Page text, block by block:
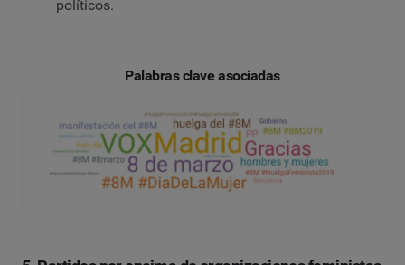
políticos.
Palabras clave asociadas